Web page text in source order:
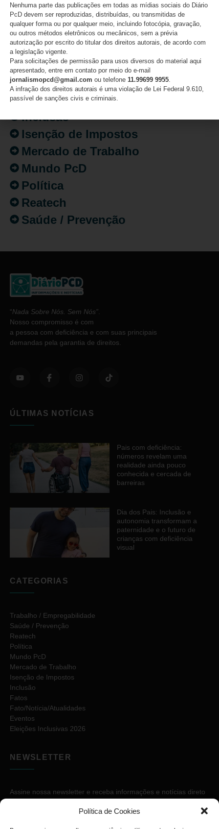
Política de Cookies
CATEGORIAS
Acessibilidade
Artigo/Opinião
Atualidades
Destaques
Fatos
Inclusão
Isenção de Impostos
Mercado de Trabalho
Mundo PcD
Política
Reatech
Saúde / Prevenção
“Nada Sobre Nós. Sem Nós”
Nosso compromisso é com
a pessoa com deficiência e com suas principais
demandas pela garantia de direitos.
ÚLTIMAS NOTÍCIAS
Pais com deficiência:
números revelam uma
realidade ainda pouco
conhecida e cercada de
barreiras
Dia dos Pais: Inclusão e
autonomia transformam a
paternidade e o futuro de
crianças com deficiência
visual
CATEGORIAS
Trabalho / Empregabilidade
Saúde / Prevenção
Reatech
Política
Mundo PcD
Mercado de Trabalho
Isenção de Impostos
Inclusão
Fatos
Fato/Notícia/Atualidades
Eventos
Eleições Inclusivas 2026
NEWSLETTER
Assine nossa newsletter e receba informações e notícias direto
Nenhuma parte das publicações em todas as mídias sociais do Diário
PcD devem ser reproduzidas, distribuídas, ou transmitidas de
qualquer forma ou por qualquer meio, incluindo fotocópia, gravação,
ou outros métodos eletrônicos ou mecânicos, sem a prévia
autorização por escrito do titular dos direitos autorais, de acordo com
a legislação vigente.
Para solicitações de permissão para usos diversos do material aqui
apresentado, entre em contato por meio do e-mail
jornalismopcd@gmail.com ou telefone 11.99699 9955
A infração dos direitos autorais é uma violação de Lei Federal 9.610,
passível de sanções civis e criminais.